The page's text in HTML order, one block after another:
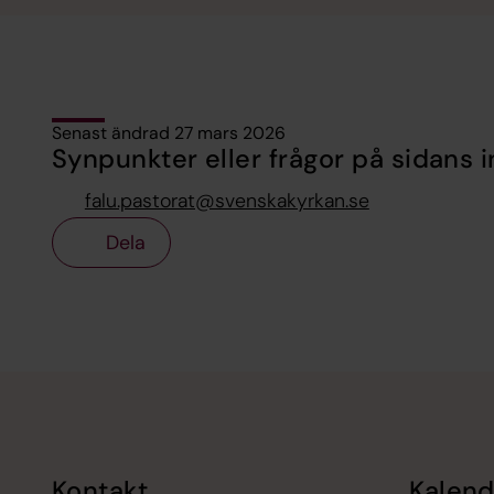
Senast ändrad 27 mars 2026
Synpunkter eller frågor på sidans
falu.pastorat@svenskakyrkan.se
Dela